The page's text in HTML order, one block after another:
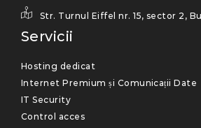
Str. Turnul Eiffel nr. 15, sector 2,
Servicii
Hosting dedicat
Internet Premium și Comunicații Date
IT Security
Control acces